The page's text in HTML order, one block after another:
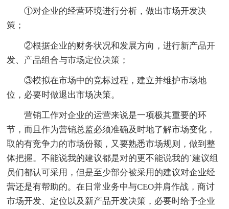
①对企业的经营环境进行分析，做出市场开发决
策；
②根据企业的财务状况和发展方向，进行新产品开
发、产品组合与市场定位决策；
③模拟在市场中的竞标过程，建立并维护市场地
位，必要时做退出市场决策。
营销工作对企业的运营来说是一项极其重要的环
节，而且作为营销总监必须准确及时地了解市场变化，
取的有竞争力的市场份额，又要熟悉市场规则，做到整
体把握。不能说我的建议都是对的更不能说我的`建议组
员们都认可采用，但是至少部分被采用的建议对企业经
营还是有帮助的。在日常业务中与CEO并肩作战，商讨
市场开发、定位以及新产品开发决策，必要时给予企业